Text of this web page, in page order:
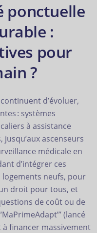
ponctuelle
:
pour
?
d’évoluer,
: systèmes
à assistance
ascenseurs
médicale en
d’intégrer ces
neufs, pour
droit pour tous, et
de coût ou de
(lancé
à financer massivement